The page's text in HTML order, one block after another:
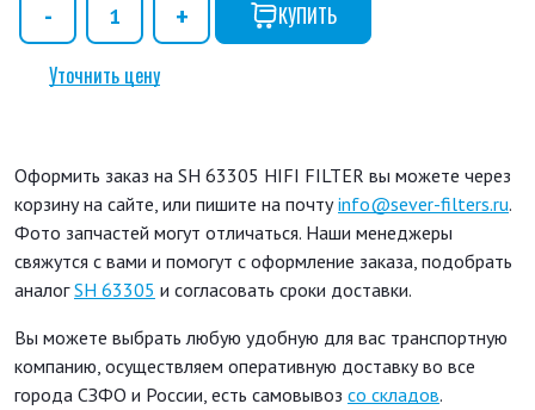
КУПИТЬ
Уточнить цену
Оформить заказ на SH 63305 HIFI FILTER вы можете через
корзину на сайте, или пишите на почтуinfo@sever-filters.ru.
Фото запчастей могут отличаться. Наши менеджеры
свяжутся с вами и помогут с оформление заказа, подобрать
аналогSH 63305 и согласовать сроки доставки.
Вы можете выбрать любую удобную для вас транспортную
компанию, осуществляем оперативную доставку во все
города СЗФО и России, есть самовывоз со складов.